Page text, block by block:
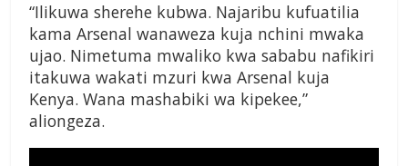
“Ilikuwa sherehe kubwa. Najaribu kufuatilia
kama Arsenal wanaweza kuja nchini mwaka
ujao. Nimetuma mwaliko kwa sababu nafikiri
itakuwa wakati mzuri kwa Arsenal kuja
Kenya. Wana mashabiki wa kipekee,”
aliongeza.